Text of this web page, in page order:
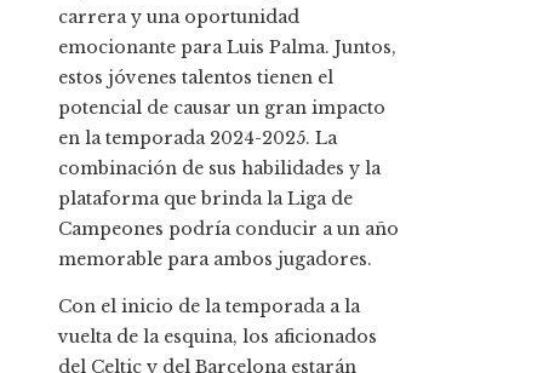
carrera y una oportunidad
emocionante para Luis Palma. Juntos,
estos jóvenes talentos tienen el
potencial de causar un gran impacto
en la temporada 2024-2025. La
combinación de sus habilidades y la
plataforma que brinda la Liga de
Campeones podría conducir a un año
memorable para ambos jugadores.
Con el inicio de la temporada a la
vuelta de la esquina, los aficionados
del Celtic y del Barcelona estarán